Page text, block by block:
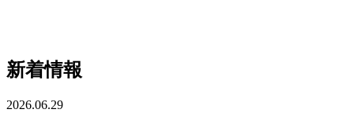
新着情報
2026.06.29